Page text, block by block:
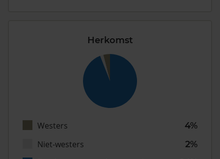
Herkomst
Westers
4%
Niet-westers
2%